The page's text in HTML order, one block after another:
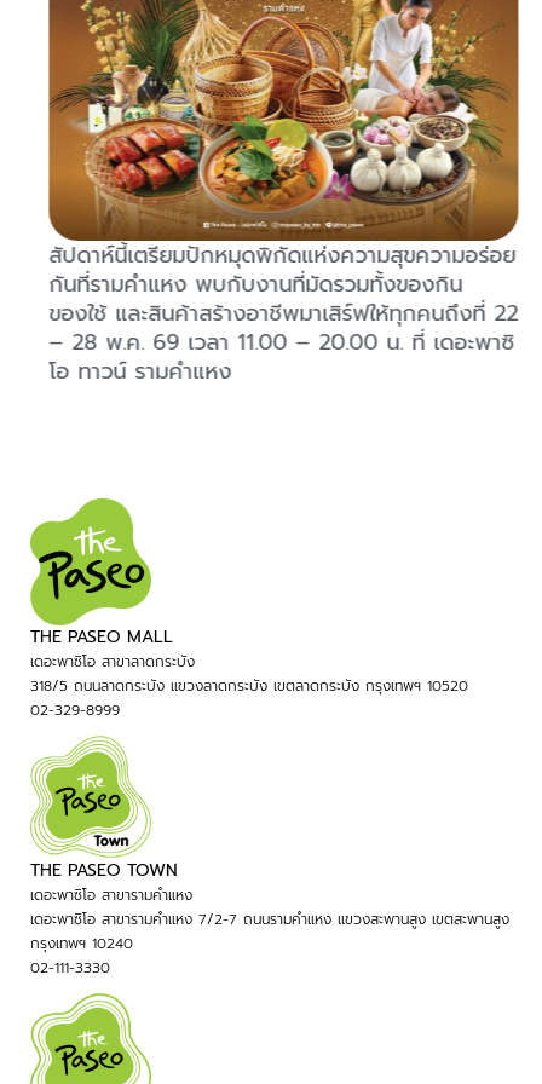
สัปดาห์นี้เตรียมปักหมุดพิกัดแห่งความสุขความอร่อย
กันที่รามคำแหง พบกับงานที่มัดรวมทั้งของกิน
ของใช้ และสินค้าสร้างอาชีพมาเสิร์ฟให้ทุกคนถึงที่ 22
– 28 พ.ค. 69 เวลา 11.00 – 20.00 น. ที่ เดอะพาซิ
โอ ทาวน์ รามคำแหง
THE PASEO MALL
เดอะพาซิโอ สาขาลาดกระบัง
318/5 ถนนลาดกระบัง แขวงลาดกระบัง เขตลาดกระบัง กรุงเทพฯ 10520
02-329-8999
THE PASEO TOWN
เดอะพาซิโอ สาขารามคำแหง
เดอะพาซิโอ สาขารามคำแหง 7/2-7 ถนนรามคำแหง แขวงสะพานสูง เขตสะพานสูง
กรุงเทพฯ 10240
02-111-3330